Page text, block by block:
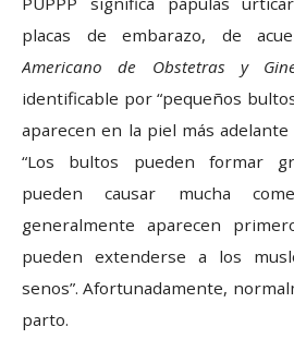
placas de embarazo, de
Americano de Obstetras y
identificable por “pequeños
aparecen en la piel más
“Los bultos pueden formar
pueden causar mucha
generalmente aparecen
pueden extenderse a los
senos”. Afortunadamente,
parto.